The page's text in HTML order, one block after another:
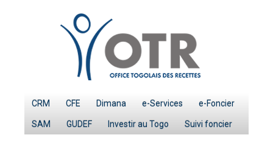
CRM CFE Dimana e-Services e-Foncier
SAM GUDEF Investir au Togo Suivi foncier